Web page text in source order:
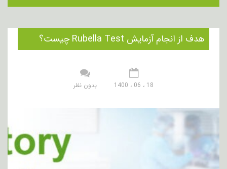
هدف از انجام آزمایش Rubella Test چیست؟
18 ، 06 ، 1400 بدون نظر